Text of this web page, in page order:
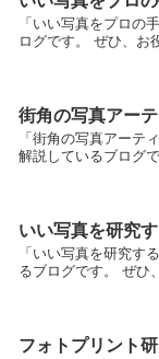
「いい写真をプロの
ログです。 ぜひ、
街角の写真アー
「街角の写真アーテ
解説しているブログ
いい写真を研究
「いい写真を研究す
るブログです。 ぜひ
フォトプリント